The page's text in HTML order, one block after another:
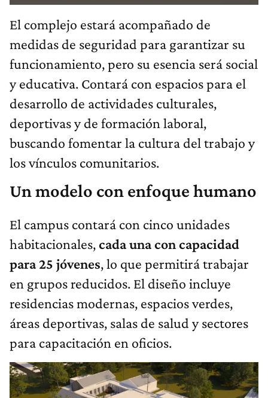
El complejo estará acompañado de
medidas de seguridad para garantizar su
funcionamiento, pero su esencia será social
y educativa. Contará con espacios para el
desarrollo de actividades culturales,
deportivas y de formación laboral,
buscando fomentar la cultura del trabajo y
los vínculos comunitarios.
Un modelo con enfoque humano
El campus contará con cinco unidades
habitacionales,cada una con capacidad
para 25 jóvenes, lo que permitirá trabajar
en grupos reducidos. El diseño incluye
residencias modernas, espacios verdes,
áreas deportivas, salas de salud y sectores
para capacitación en oficios.